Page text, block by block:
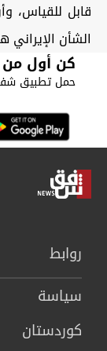
قابل للقياس،
الشأن
كن أول من
حمل تطبيق
روابط
سیاسة
كوردستان